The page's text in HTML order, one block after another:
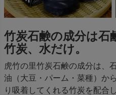
竹炭石鹸の成分は石
竹炭、水だけ。
虎竹の里竹炭石鹸の成分は、
油（大豆・パーム・菜種）か
り吸着してくれる竹炭を配合